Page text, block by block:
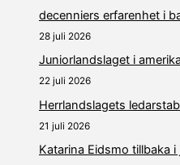
decenniers erfarenhet i
28 juli 2026
Juniorlandslaget i
22 juli 2026
Herrlandslagets
21 juli 2026
Katarina Eidsmo tillbaka